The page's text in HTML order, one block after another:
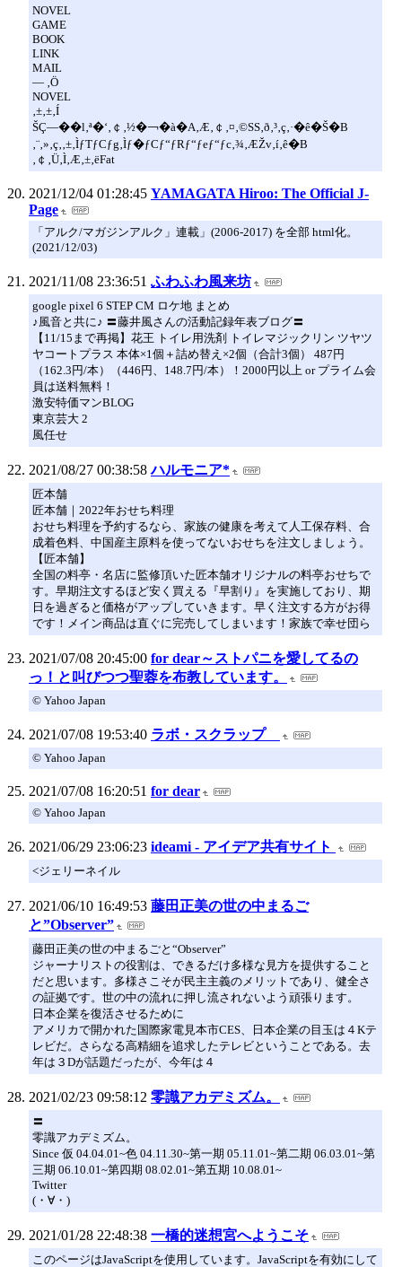
NOVEL
GAME
BOOK
LINK
MAIL
— ‚Ö
NOVEL
‚±‚±‚Í
ŠÇ—��l‚ª�‘‚￠‚½�￢�à�A‚Æ‚￠‚¤‚©SS‚ð‚³‚ç‚·�ê�Š�B
‚¨‚»‚ç‚­‚±‚ÌƒTƒCƒg‚Ìƒ�ƒCƒ“ƒRƒ“ƒeƒ“ƒc‚¾‚ÆŽv‚í‚ê�B
‚￠‚Ü‚Ì‚Æ‚±‚ëFat
2021/12/04 01:28:45 YAMAGATA Hiroo: The Official J-
Page
「アルク/マガジンアルク」連載」(2006-2017) を全部 html化。
(2021/12/03)
2021/11/08 23:36:51 ふわふわ風来坊
google pixel 6 STEP CM ロケ地 まとめ
♪風音と共に♪ 〓藤井風さんの活動記録年表ブログ〓
【11/15まで再掲】花王 トイレ用洗剤 トイレマジックリン ツヤツ
ヤコートプラス 本体×1個＋詰め替え×2個（合計3個） 487円
（162.3円/本）（446円、148.7円/本）！2000円以上 or プライム会
員は送料無料！
激安特価マンBLOG
東京芸大 2
風任せ
2021/08/27 00:38:58 ハルモニア*
匠本舗
匠本舗｜2022年おせち料理
おせち料理を予約するなら、家族の健康を考えて人工保存料、合
成着色料、中国産主原料を使ってないおせちを注文しましょう。
【匠本舗】
全国の料亭・名店に監修頂いた匠本舗オリジナルの料亭おせちで
す。早期注文するほど安く買える『早割り』を実施しており、期
日を過ぎると価格がアップしていきます。早く注文する方がお得
です！メイン商品は直ぐに完売してしまいます！家族で幸せ団ら
2021/07/08 20:45:00 for dear～ストパニを愛してるの
っ！と叫びつつ聖蓉を布教しています。
© Yahoo Japan
2021/07/08 19:53:40 ラボ・スクラップ
© Yahoo Japan
2021/07/08 16:20:51 for dear
© Yahoo Japan
2021/06/29 23:06:23 ideami - アイデア共有サイト
<ジェリーネイル
2021/06/10 16:49:53 藤田正美の世の中まるご
と”Observer”
藤田正美の世の中まるごと“Observer”
ジャーナリストの役割は、できるだけ多様な見方を提供すること
だと思います。多様さこそが民主主義のメリットであり、健全さ
の証拠です。世の中の流れに押し流されないよう頑張ります。
日本企業を復活させるために
アメリカで開かれた国際家電見本市CES、日本企業の目玉は４Kテ
レビだ。さらなる高精細を追求したテレビということである。去
年は３Dが話題だったが、今年は４
2021/02/23 09:58:12 零識アカデミズム。
〓
零識アカデミズム。
Since 仮 04.04.01~色 04.11.30~第一期 05.11.01~第二期 06.03.01~第
三期 06.10.01~第四期 08.02.01~第五期 10.08.01~
Twitter
(・∀・)
2021/01/28 22:48:38 一橋的迷想宮へようこそ
このページはJavaScriptを使用しています。JavaScriptを有効にして